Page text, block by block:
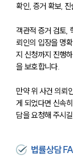
확인, 증거 확보,
객관적 증거 검토,
뢰인의 입장을 명
지 신청까지 진행
을 보호합니다.
만약 위 사건 의뢰
게 되었다면 신속
담을 요청해 주시
법률상담